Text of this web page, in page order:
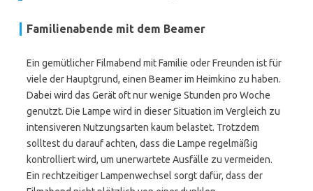
Familienabende mit dem Beamer
Ein gemütlicher Filmabend mit Familie oder Freunden ist für
viele der Hauptgrund, einen Beamer im Heimkino zu haben.
Dabei wird das Gerät oft nur wenige Stunden pro Woche
genutzt. Die Lampe wird in dieser Situation im Vergleich zu
intensiveren Nutzungsarten kaum belastet. Trotzdem
solltest du darauf achten, dass die Lampe regelmäßig
kontrolliert wird, um unerwartete Ausfälle zu vermeiden.
Ein rechtzeitiger Lampenwechsel sorgt dafür, dass der